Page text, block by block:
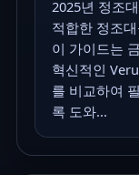
2025년 정조
적합한 정조
이 가이드는
혁신적인
를 비교하여
록 도와...